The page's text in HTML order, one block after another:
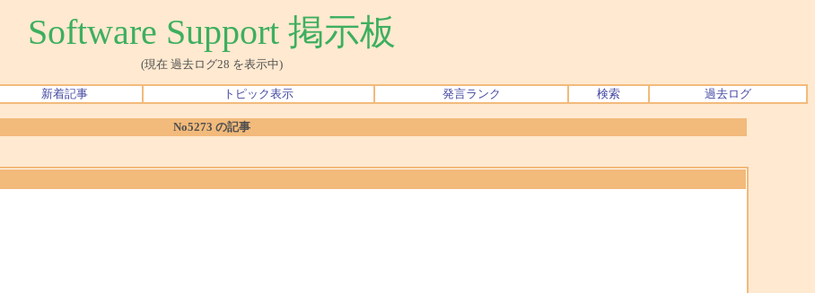
Software Support 掲示板
(現在 過去ログ28 を表示中)
新着記事 トピック表示 発言ランク 検索 過去ログ
No5273 の記事